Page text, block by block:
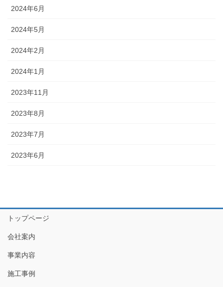
2024年6月
2024年5月
2024年2月
2024年1月
2023年11月
2023年8月
2023年7月
2023年6月
トップページ
会社案内
事業内容
施工事例